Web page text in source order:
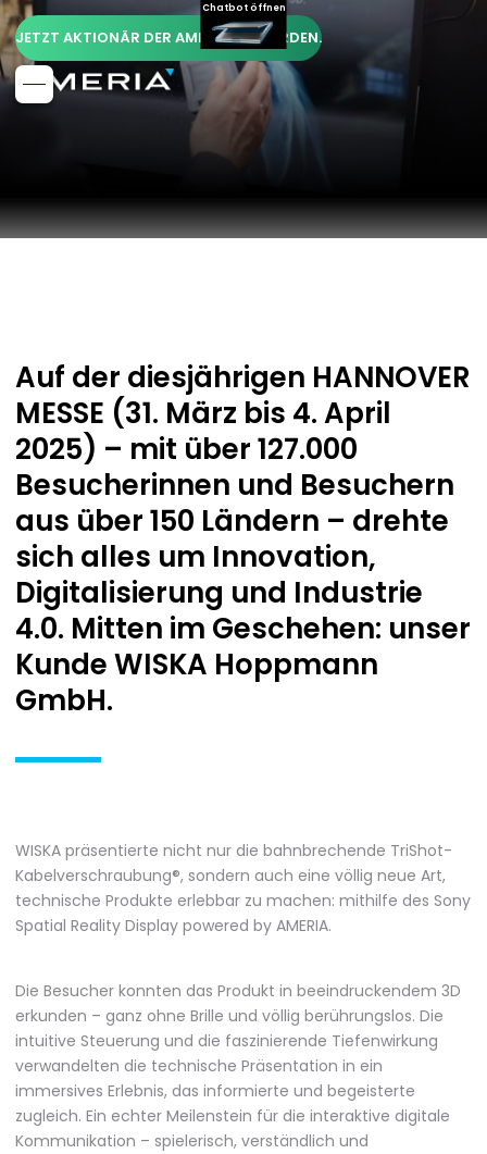
Chatbot öffnen
JETZT AKTIONÄR DER AMERIA AG WERDEN.
Auf der diesjährigen HANNOVER
MESSE (31. März bis 4. April
2025) – mit über 127.000
Besucherinnen und Besuchern
aus über 150 Ländern – drehte
sich alles um Innovation,
Digitalisierung und Industrie
4.0. Mitten im Geschehen: unser
Kunde WISKA Hoppmann
GmbH.
WISKA präsentierte nicht nur die bahnbrechende TriShot-
Kabelverschraubung®, sondern auch eine völlig neue Art,
technische Produkte erlebbar zu machen: mithilfe des Sony
Spatial Reality Display powered by AMERIA.
Die Besucher konnten das Produkt in beeindruckendem 3D
erkunden – ganz ohne Brille und völlig berührungslos. Die
intuitive Steuerung und die faszinierende Tiefenwirkung
verwandelten die technische Präsentation in ein
immersives Erlebnis, das informierte und begeisterte
zugleich. Ein echter Meilenstein für die interaktive digitale
Kommunikation – spielerisch, verständlich und